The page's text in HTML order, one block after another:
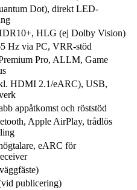
Dot), direkt LED-
HLG (ej Dolby Vision)
Hz via PC, VRR-stöd
Pro, ALLM, Game
HDMI 2.1/eARC), USB,
appåtkomst och röststöd
Apple AirPlay, trådlös
eARC för
publicering)